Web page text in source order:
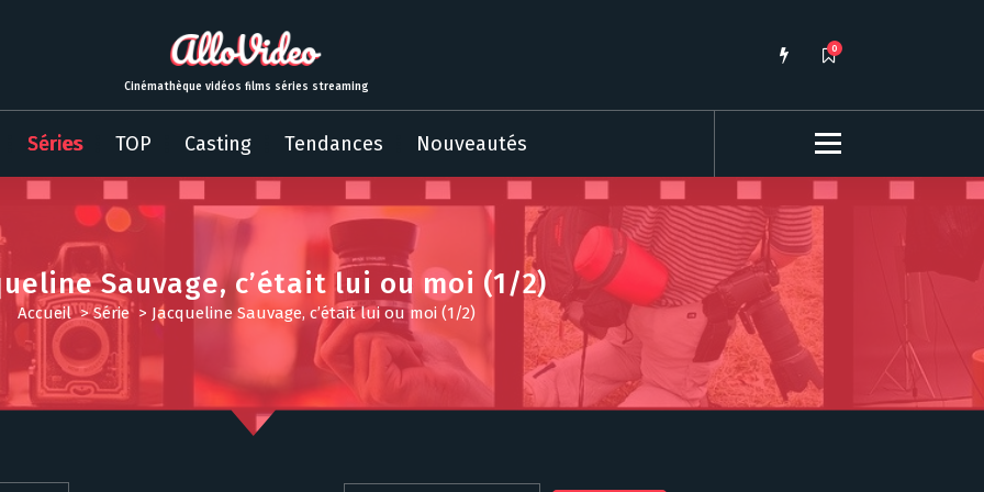
Cinémathèque vidéos films séries streaming
0
Séries TOP Casting Tendances Nouveautés
Sauvage, c’était lui ou moi (1/2)
Accueil>Série> Jacqueline Sauvage, c’était lui ou moi (1/2)